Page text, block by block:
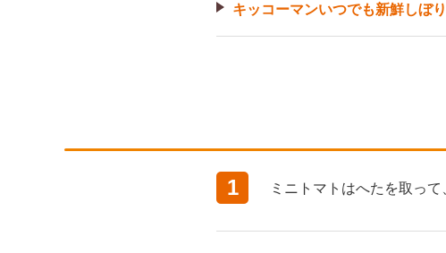
キッコーマンいつでも新鮮しぼ
1 ミニトマトはへたを取っ